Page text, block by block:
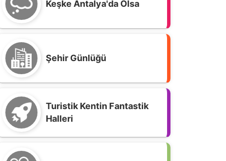
Corendon Airlines,
Antalyaspor Stadyum İsim
Sponsorluğu’ndan çekildi
Antalya merkezli hava yolu firması
Corendon Airlines, Antalyaspor
stadyum isim sponsorl...
Kökbörü Ligi 2026 Yarı
İbradı'da Gerçekleştirildi
(TGASDF) tarafından düzenl...
Keşke Antalya'da Olsa
Şehir Günlüğü
Turistik Kentin Fantastik
Halleri